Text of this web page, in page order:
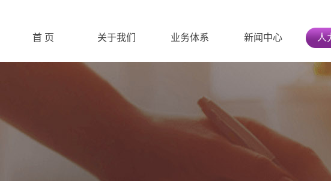
首 页 关于我们 业务体系 新闻中心 人